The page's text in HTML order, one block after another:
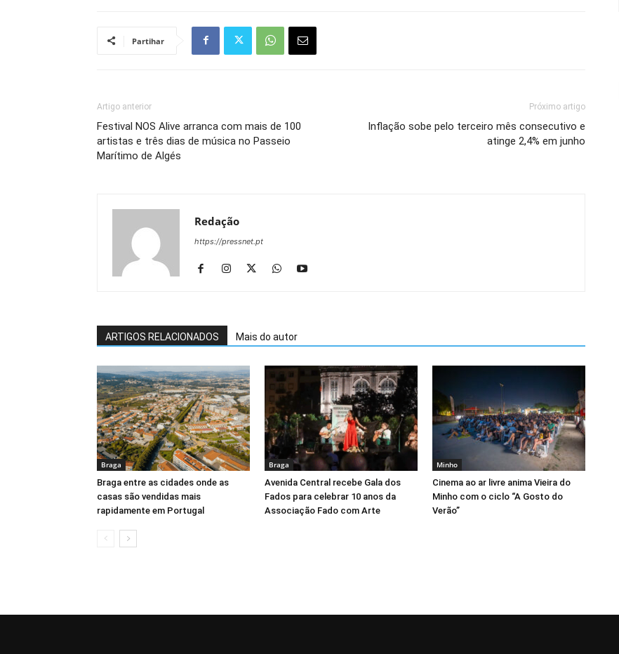
Partihar
Artigo anterior
Festival NOS Alive arranca com mais de 100
artistas e três dias de música no Passeio
Marítimo de Algés
Próximo artigo
Inflação sobe pelo terceiro mês consecutivo e
atinge 2,4% em junho
Redação
https://pressnet.pt
ARTIGOS RELACIONADOS Mais do autor
Braga
Braga entre as cidades onde as
casas são vendidas mais
rapidamente em Portugal
Braga
Avenida Central recebe Gala dos
Fados para celebrar 10 anos da
Associação Fado com Arte
Minho
Cinema ao ar livre anima Vieira do
Minho com o ciclo “A Gosto do
Verão”